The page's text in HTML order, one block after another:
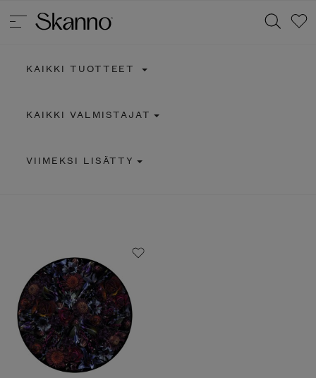
KAIKKI TUOTTEET
KAIKKI VALMISTAJAT
VIIMEKSI LISÄTTY